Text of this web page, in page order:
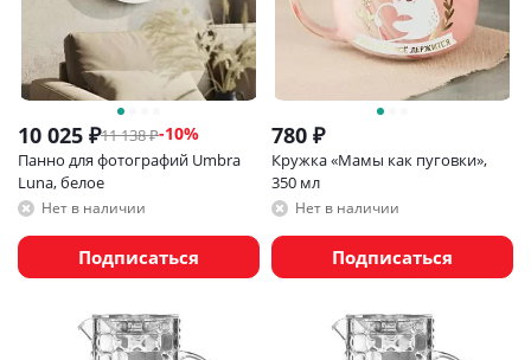
10 025 ₽11 138₽-10%
Панно для фотографий Umbra
Luna, белое
Нет в наличии
Подписаться
780 ₽
Кружка «Мамы как пуговки»,
350 мл
Нет в наличии
Подписаться